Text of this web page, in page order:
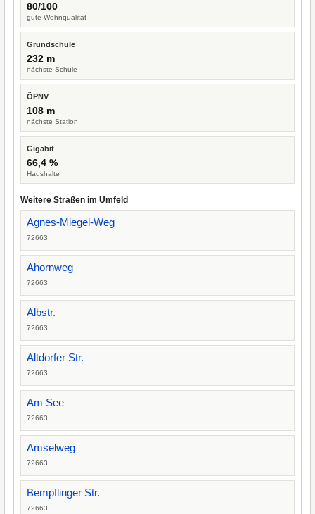
80/100
gute Wohnqualität
Grundschule
232 m
nächste Schule
ÖPNV
108 m
nächste Station
Gigabit
66,4 %
Haushalte
Weitere Straßen im Umfeld
Agnes-Miegel-Weg
72663
Ahornweg
72663
Albstr.
72663
Altdorfer Str.
72663
Am See
72663
Amselweg
72663
Bempflinger Str.
72663